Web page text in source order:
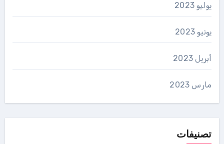
يوليو 2023
يونيو 2023
أبريل 2023
مارس 2023
تصنيفات